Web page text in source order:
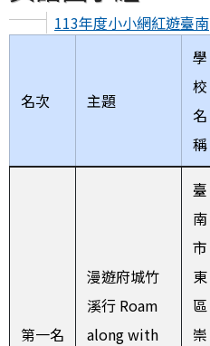
113年度小小網紅遊臺南
名次 主題
學
校
名
稱
第一名
漫遊府城竹
溪行 Roam
along with
臺
南
市
東
區
崇